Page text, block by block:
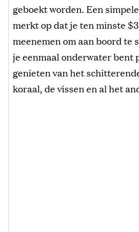
geboekt worden. Een
merkt op dat je ten minste
meenemen om aan boord te
je eenmaal onderwater bent
genieten van het
koraal, de vissen en al het